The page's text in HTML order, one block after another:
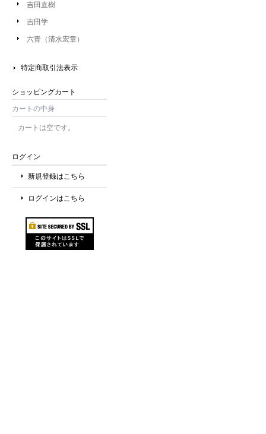
吉田直樹
吉田学
六青（清水宏章）
特定商取引法表示
ショッピングカート
カートの中身
カートは空です。
ログイン
新規登録はこちら
ログインはこちら